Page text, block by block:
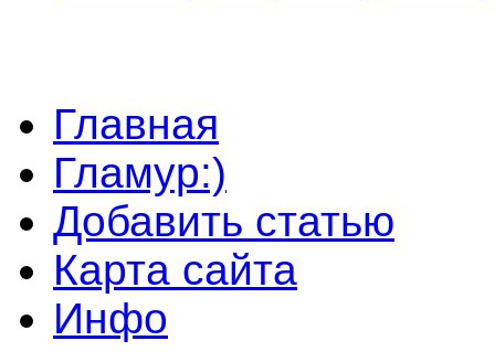
Главная
Гламур:)
Добавить статью
Карта сайта
Инфо